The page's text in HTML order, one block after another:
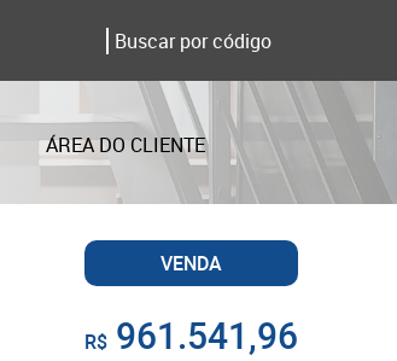
ÁREA DO CLIENTE
VENDA
R$961.541,96